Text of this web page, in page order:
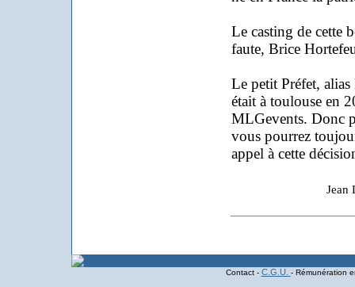
Le casting de cette
faute, Brice
Le petit Préfet,
était à toulouse en
MLGevents. Donc
vous pourrez
appel à cette
Jean
Contact - C.G.U. - Rémunération